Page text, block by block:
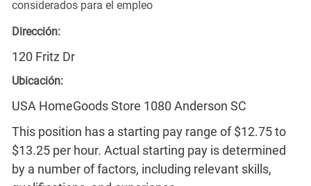
considerados para el empleo
Dirección:
120 Fritz Dr
Ubicación:
USA HomeGoods Store 1080 Anderson SC
This position has a starting pay range of $12.75 to
$13.25 per hour. Actual starting pay is determined
by a number of factors, including relevant skills,